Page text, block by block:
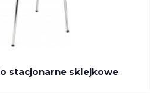
stacjonarne sklejkowe